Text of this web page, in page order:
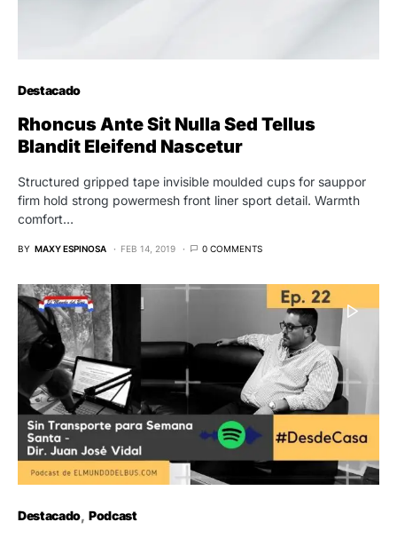
Destacado
Rhoncus Ante Sit Nulla Sed Tellus
Blandit Eleifend Nascetur
Structured gripped tape invisible moulded cups for sauppor
firm hold strong powermesh front liner sport detail. Warmth
comfort…
BY MAXY ESPINOSA FEB 14, 2019 0 COMMENTS
Destacado Podcast